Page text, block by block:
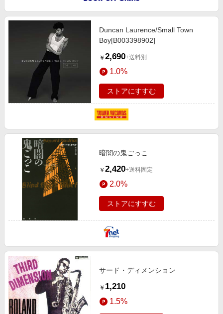
Duncan Laurence/Small Town
Boy[B003398902]
￥ 2,690+送料別
1.0%
ストアにすすむ
暗闇の鬼ごっこ
￥ 2,420+送料固定
2.0%
ストアにすすむ
サード・ディメンション
￥ 1,210
1.5%